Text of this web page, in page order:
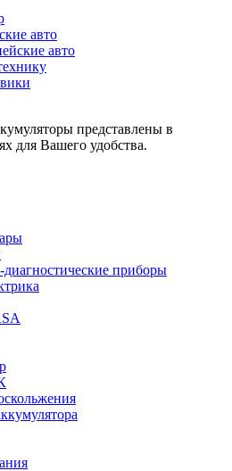
авто
авто
представлены в
для Вашего удобства.
диагностические приборы